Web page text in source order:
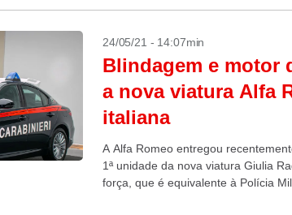
24/05/21 - 14:07min
Blindagem e motor
a nova viatura Alfa
italiana
A Alfa Romeo entregou
1ª unidade da nova viatura Giulia
força, que é equivalente à Polícia